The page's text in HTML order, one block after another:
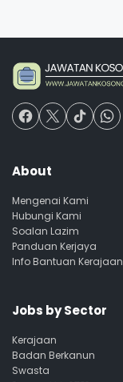
About
Mengenai Kami
Hubungi Kami
Soalan Lazim
Panduan Kerjaya
Info Bantuan Kerajaan
Jobs by Sector
Kerajaan
Badan Berkanun
Swasta